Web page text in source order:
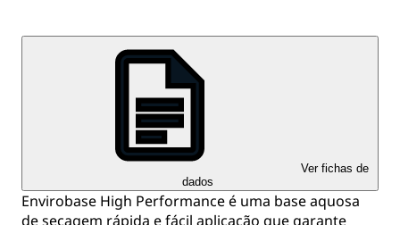
Ver fichas de
dados
Envirobase High Performance é uma base aquosa
de secagem rápida e fácil aplicação que garante